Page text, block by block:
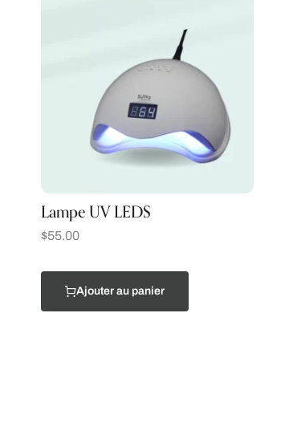
Lampe UV LEDS
$55.00
Ajouter au panier